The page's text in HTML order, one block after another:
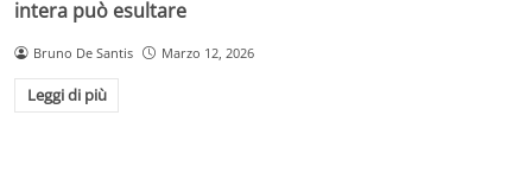
intera può esultare
Bruno De Santis Marzo 12, 2026
Leggi di più